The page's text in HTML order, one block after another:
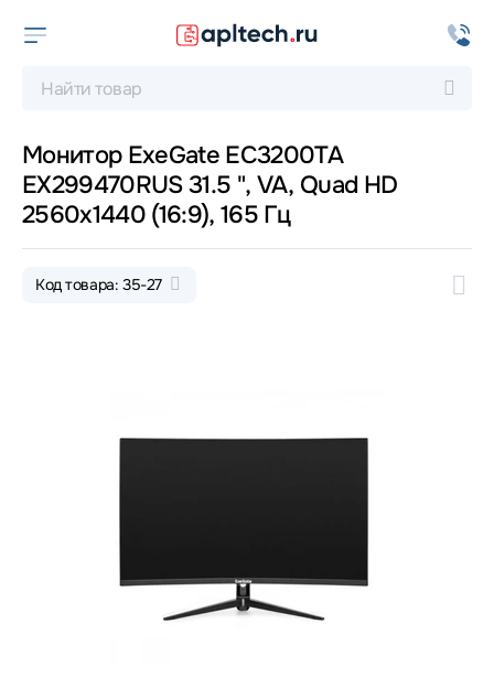
Монитор ExeGate EC3200TA
EX299470RUS 31.5 ", VA, Quad HD
2560x1440 (16:9), 165 Гц
Код товара: 35-27